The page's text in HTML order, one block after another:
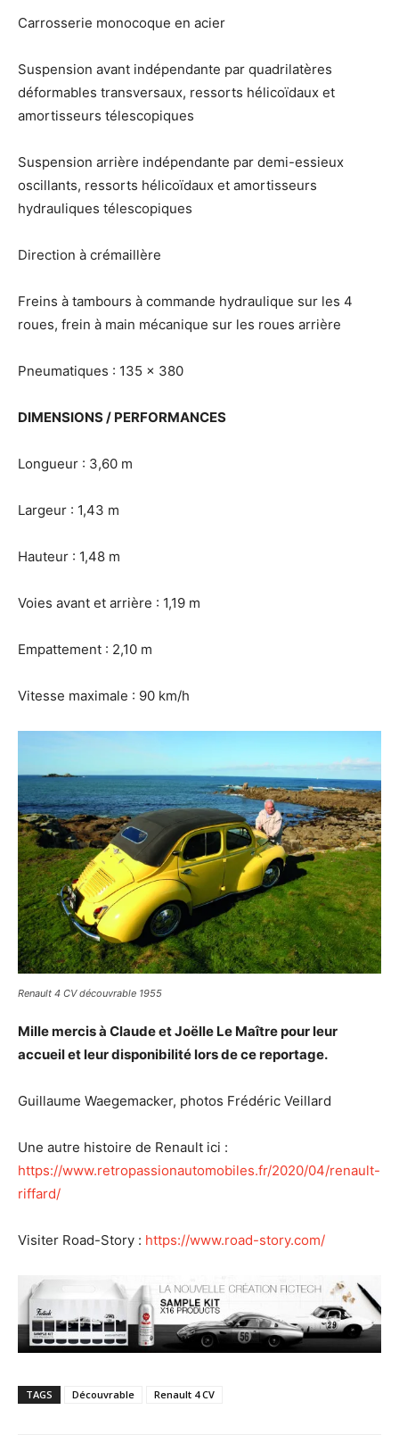
Carrosserie monocoque en acier
Suspension avant indépendante par quadrilatères
déformables transversaux, ressorts hélicoïdaux et
amortisseurs télescopiques
Suspension arrière indépendante par demi-essieux
oscillants, ressorts hélicoïdaux et amortisseurs
hydrauliques télescopiques
Direction à crémaillère
Freins à tambours à commande hydraulique sur les 4
roues, frein à main mécanique sur les roues arrière
Pneumatiques : 135 x 380
DIMENSIONS / PERFORMANCES
Longueur : 3,60 m
Largeur : 1,43 m
Hauteur : 1,48 m
Voies avant et arrière : 1,19 m
Empattement : 2,10 m
Vitesse maximale : 90 km/h
Renault 4 CV découvrable 1955
Mille mercis à Claude et Joëlle Le Maître pour leur
accueil et leur disponibilité lors de ce reportage.
Guillaume Waegemacker, photos Frédéric Veillard
Une autre histoire de Renault ici :
https://www.retropassionautomobiles.fr/2020/04/renault-
riffard/
Visiter Road-Story : https://www.road-story.com/
TAGS Découvrable Renault 4 CV